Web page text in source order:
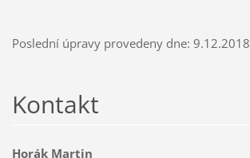
Poslední úpravy provedeny dne: 9.12.2018
Kontakt
Horák Martin